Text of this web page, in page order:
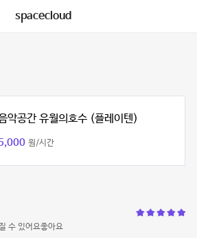
spacecloud
악공간 유월의호수 (플레이텐)
원/시간
수 있어요좋아요